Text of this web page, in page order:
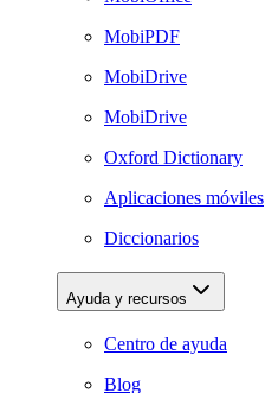
MobiPDF
MobiDrive
MobiDrive
Oxford Dictionary
Aplicaciones móviles
Diccionarios
Ayuda y recursos
Centro de ayuda
Blog